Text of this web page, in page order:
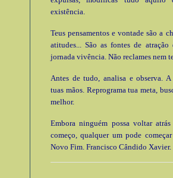
existência.
Teus pensamentos e vontade são a
atitudes... São as fontes de
jornada vivência. Não reclames nem
Antes de tudo, analisa e observa. A
tuas mãos. Reprograma tua meta,
melhor.
Embora ninguém possa voltar
começo, qualquer um pode
Novo Fim. Francisco Cândido Xavier.